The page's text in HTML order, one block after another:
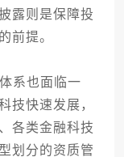
露则是保障投
前提。
系也面临一
技快速发展，
各类金融科技
划分的资质管